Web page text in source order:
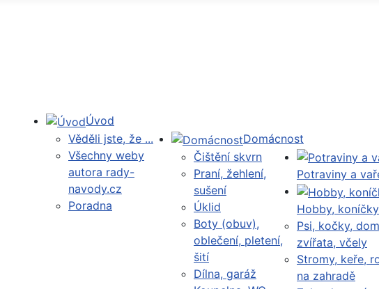
Úvod
Věděli jste, že ...
Všechny weby
autora rady-
navody.cz
Poradna
Domácnost
Čištění skvrn
Praní, žehlení,
sušení
Úklid
Boty (obuv),
oblečení, pletení,
šití
Dílna, garáž
Potraviny a
Hobby, koníčky
Psi, kočky,
zvířata, včely
Stromy, keře,
na zahradě